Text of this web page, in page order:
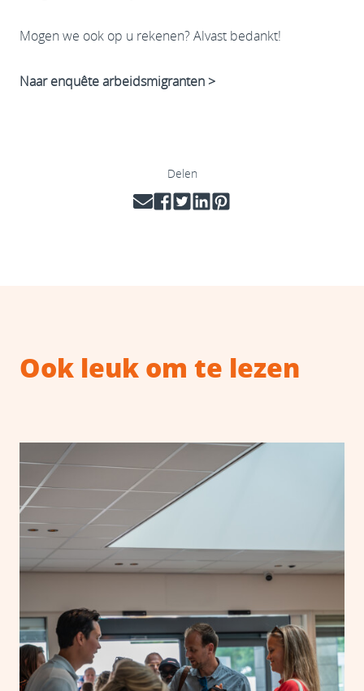
Mogen we ook op u rekenen? Alvast bedankt!
Naar enquête arbeidsmigranten >
Delen
Ook leuk om te lezen